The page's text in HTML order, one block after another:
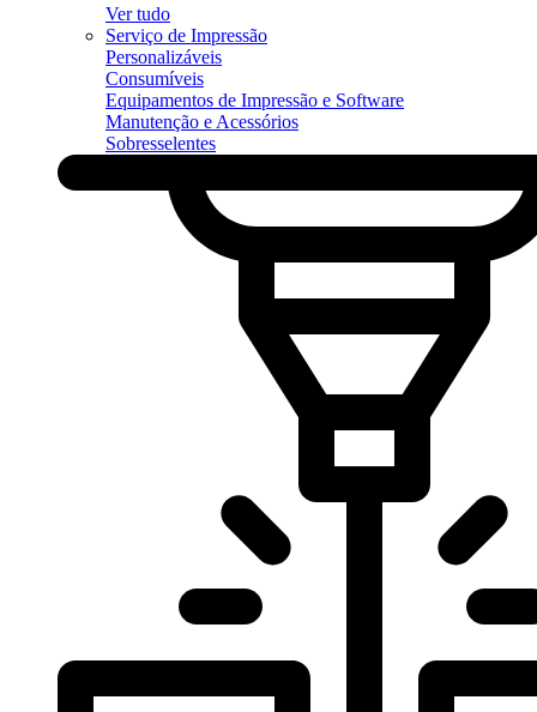
Ver tudo
Serviço de Impressão
Personalizáveis
Consumíveis
Equipamentos de Impressão e Software
Manutenção e Acessórios
Sobresselentes